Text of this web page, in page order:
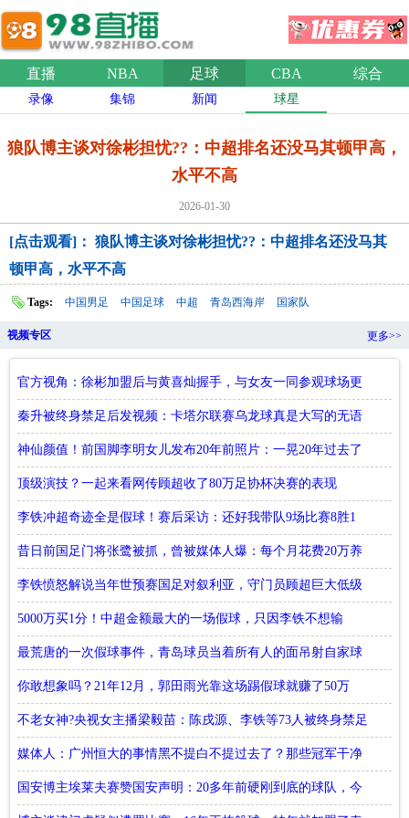
直播 NBA 足球 CBA 综合
录像 集锦 新闻 球星
狼队博主谈对徐彬担忧??：中超排名还没马其顿甲高，
水平不高
2026-01-30
[点击观看]： 狼队博主谈对徐彬担忧??：中超排名还没马其
顿甲高，水平不高
Tags: 中国男足 中国足球 中超 青岛西海岸 国家队
视频专区 更多>>
官方视角：徐彬加盟后与黄喜灿握手，与女友一同参观球场更
衣室~
秦升被终身禁足后发视频：卡塔尔联赛乌龙球真是大写的无语
神仙颜值！前国脚李明女儿发布20年前照片：一晃20年过去了
顶级演技？一起来看网传顾超收了80万足协杯决赛的表现
李铁冲超奇迹全是假球！赛后采访：还好我带队9场比赛8胜1
平！
昔日前国足门将张鹭被抓，曾被媒体人爆：每个月花费20万养
小三
李铁愤怒解说当年世预赛国足对叙利亚，守门员顾超巨大低级
失误
5000万买1分！中超金额最大的一场假球，只因李铁不想输
最荒唐的一次假球事件，青岛球员当着所有人的面吊射自家球
门
你敢想象吗？21年12月，郭田雨光靠这场踢假球就赚了50万
不老女神?央视女主播梁毅苗：陈戌源、李铁等73人被终身禁足
媒体人：广州恒大的事情黑不提白不提过去了？那些冠军干净
吗？
国安博主埃莱夫赛赞国安声明：20多年前硬刚到底的球队，今